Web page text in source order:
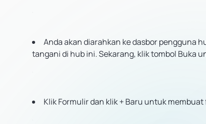
Anda akan diarahkan ke dasbor pengguna
tangani di hub ini. Sekarang, klik tombol Buka
Klik Formulir dan klik + Baru untuk